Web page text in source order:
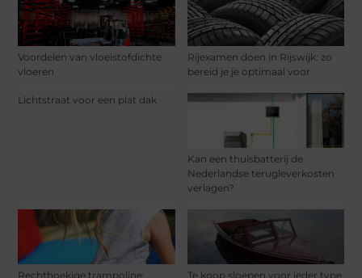
Voordelen van vloeistofdichte
vloeren
Rijexamen doen in Rijswijk: zo
bereid je je optimaal voor
Lichtstraat voor een plat dak
Kan een thuisbatterij de
Nederlandse terugleverkosten
verlagen?
Rechthoekige trampoline:
Te koop sloepen voor ieder type